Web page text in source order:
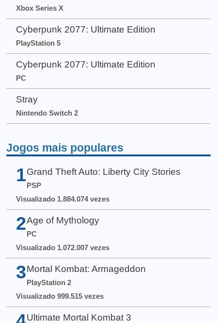
Xbox Series X
Cyberpunk 2077: Ultimate Edition
PlayStation 5
Cyberpunk 2077: Ultimate Edition
PC
Stray
Nintendo Switch 2
Jogos mais populares
1 Grand Theft Auto: Liberty City Stories
PSP
Visualizado 1.884.074 vezes
2 Age of Mythology
PC
Visualizado 1.072.007 vezes
3 Mortal Kombat: Armageddon
PlayStation 2
Visualizado 999.515 vezes
Ultimate Mortal Kombat 3